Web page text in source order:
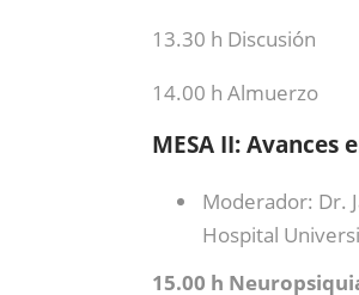
13.30 h Discusión
14.00 h Almuerzo
MESA II:
Moderador: Dr.
Hospital
15.00 h